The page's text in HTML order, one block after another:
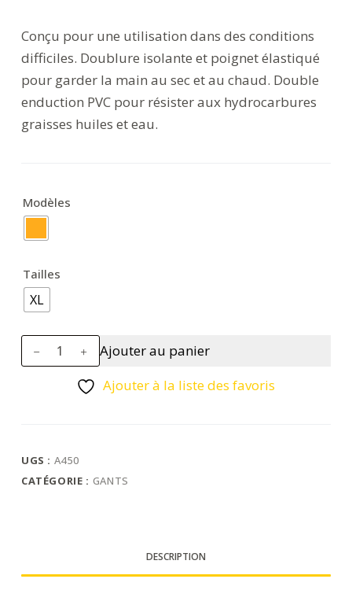
Conçu pour une utilisation dans des conditions
difficiles. Doublure isolante et poignet élastiqué
pour garder la main au sec et au chaud. Double
enduction PVC pour résister aux hydrocarbures
graisses huiles et eau.
Modèles
Tailles
XL
quantité
de
Ajouter au panier
Ajouter à la liste des favoris
UGS : A450
CATÉGORIE : GANTS
DESCRIPTION